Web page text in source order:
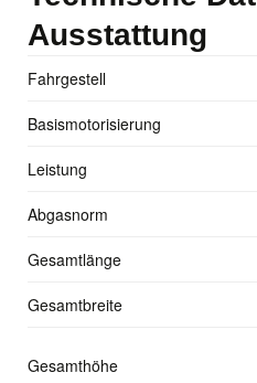
Ausstattung
Fahrgestell
Basismotorisierung
Leistung
Abgasnorm
Gesamtlänge
Gesamtbreite
Gesamthöhe